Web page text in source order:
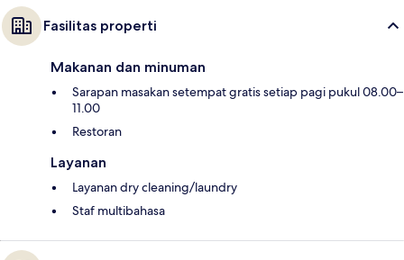
Fasilitas properti
Makanan dan minuman
Sarapan masakan setempat gratis setiap pagi pukul 08.00–
11.00
Restoran
Layanan
Layanan dry cleaning/laundry
Staf multibahasa